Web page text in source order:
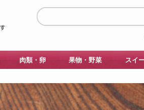
肉類・卵 果物・野菜 スイ